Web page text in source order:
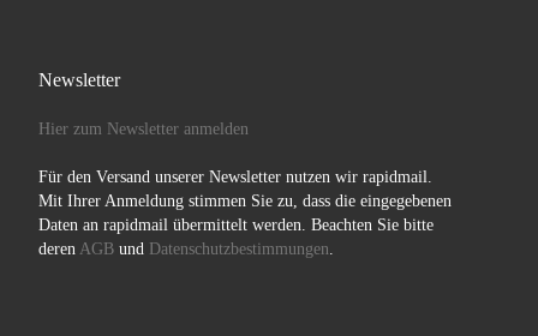
Newsletter
Hier zum Newsletter anmelden
Für den Versand unserer Newsletter nutzen wir rapidmail.
Mit Ihrer Anmeldung stimmen Sie zu, dass die eingegebenen
Daten an rapidmail übermittelt werden. Beachten Sie bitte
deren AGBund Datenschutzbestimmungen